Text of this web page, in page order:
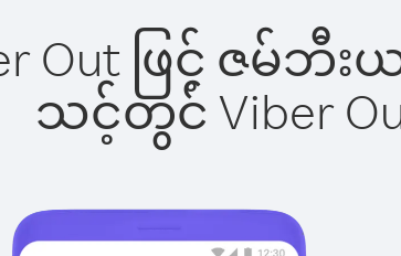
Out ဖြင့် ဇမ်ဘီ
သင့်တွင် Viber